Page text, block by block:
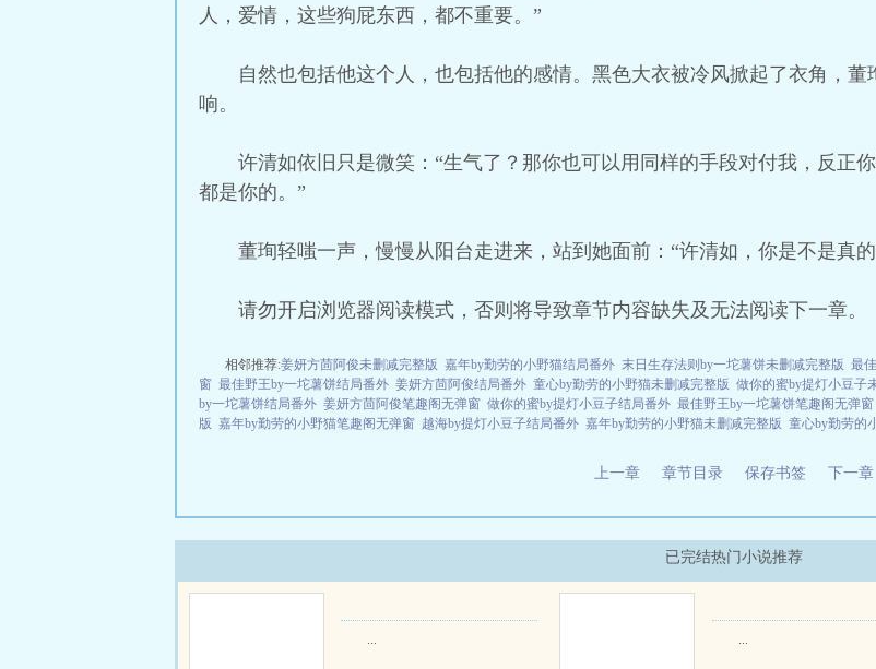
人，爱情，这些狗屁东西，都不重要。”
自然也包括他这个人，也包括他的感情。黑色大衣被冷风掀起了衣角，
响。
许清如依旧只是微笑：“生气了？那你也可以用同样的手段对付我，反正
都是你的。”
董珣轻嗤一声，慢慢从阳台走进来，站到她面前：“许清如，你是不是
请勿开启浏览器阅读模式，否则将导致章节内容缺失及无法阅读下一章。
相邻推荐:姜妍方茴阿俊未删减完整版 嘉年by勤劳的小野猫结局番外 末日生存法则by一坨薯饼未删减完整版 最
窗 最佳野王by一坨薯饼结局番外 姜妍方茴阿俊结局番外 童心by勤劳的小野猫未删减完整版 做你的蜜by提灯小豆子
by一坨薯饼结局番外 姜妍方茴阿俊笔趣阁无弹窗 做你的蜜by提灯小豆子结局番外 最佳野王by一坨薯饼笔趣阁无弹窗
版 嘉年by勤劳的小野猫笔趣阁无弹窗 越海by提灯小豆子结局番外 嘉年by勤劳的小野猫未删减完整版 童心by勤劳的
上一章 章节目录 保存书签 下一章
已完结热门小说推荐
... ...